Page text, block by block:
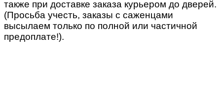
также при доставке заказа курьером до дверей.
(Просьба учесть, заказы с саженцами
высылаем только по полной или частичной
предоплате!).